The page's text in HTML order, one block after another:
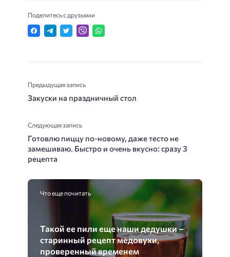
Поделитесь с друзьями
Предыдущая запись
Закуски на праздничный стол
Следующая запись
Готовлю пиццу по-новому, даже тесто не
замешиваю. Быстро и очень вкусно: сразу 3
рецепта
Что еще почитать
Такой ее пили еще наши дедушки –
старинный рецепт медовухи,
проверенный временем